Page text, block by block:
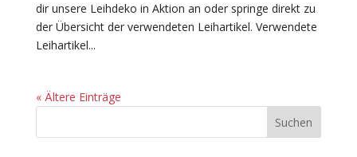
dir unsere Leihdeko in Aktion an oder springe direkt zu
der Übersicht der verwendeten Leihartikel. Verwendete
Leihartikel...
« Ältere Einträge
Suchen